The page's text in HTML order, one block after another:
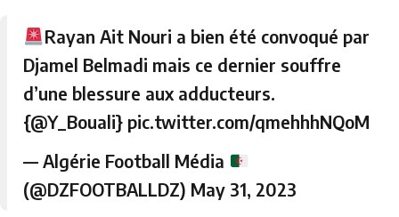
Rayan Ait Nouri a bien été convoqué par
Djamel Belmadi mais ce dernier souffre
d’une blessure aux adducteurs.
{@Y_Bouali} pic.twitter.com/qmehhhNQoM
— Algérie Football Média
(@DZFOOTBALLDZ) May 31, 2023